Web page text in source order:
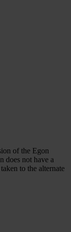
of the Egon
does not have a
to the alternate